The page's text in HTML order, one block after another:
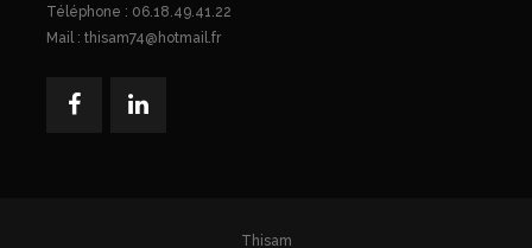
Téléphone : 06.18.49.41.22
Mail : thisam74@hotmail.fr
Thisam